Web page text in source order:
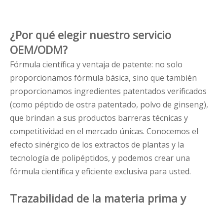
¿Por qué elegir nuestro servicio
OEM/ODM?
Fórmula científica y ventaja de patente: no solo
proporcionamos fórmula básica, sino que también
proporcionamos ingredientes patentados verificados
(como péptido de ostra patentado, polvo de ginseng),
que brindan a sus productos barreras técnicas y
competitividad en el mercado únicas. Conocemos el
efecto sinérgico de los extractos de plantas y la
tecnología de polipéptidos, y podemos crear una
fórmula científica y eficiente exclusiva para usted.
Trazabilidad de la materia prima y